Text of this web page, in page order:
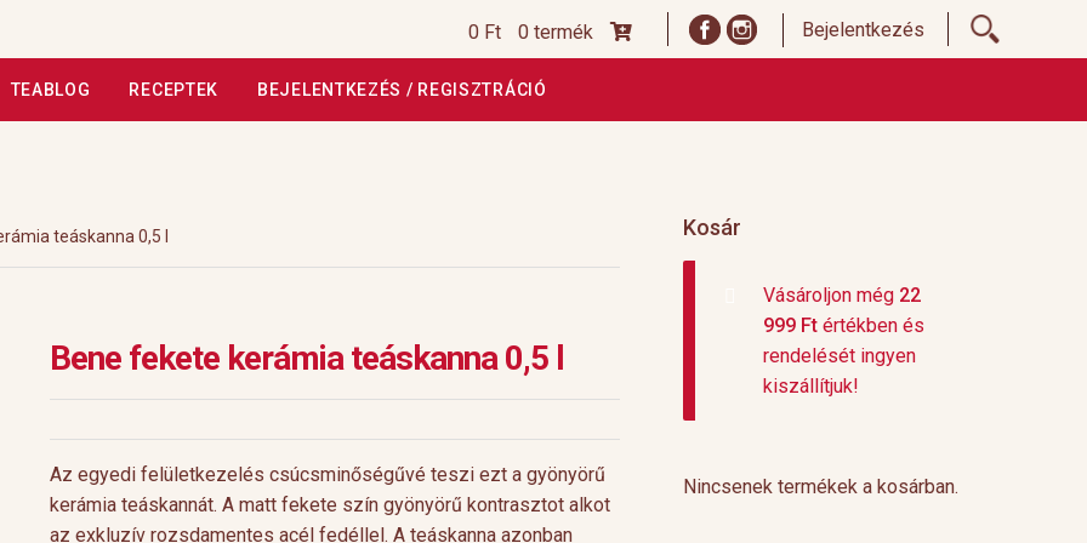
0 Ft 0 termék Bejelentkezés
TEABLOG RECEPTEK BEJELENTKEZÉS / REGISZTRÁCIÓ
fizetés Webáruház Rólunk HoReCa Impresszum
teáskanna 0,5 l
Bene fekete kerámia teáskanna 0,5 l
Az egyedi felületkezelés csúcsminőségűvé teszi ezt a gyönyörű
kerámia teáskannát. A matt fekete szín gyönyörű kontrasztot alkot
az exkluzív rozsdamentes acél fedéllel. A teáskanna azonban
Kosár
Vásároljon még 22
999 Ft értékben és
rendelését ingyen
kiszállítjuk!
Nincsenek termékek a kosárban.